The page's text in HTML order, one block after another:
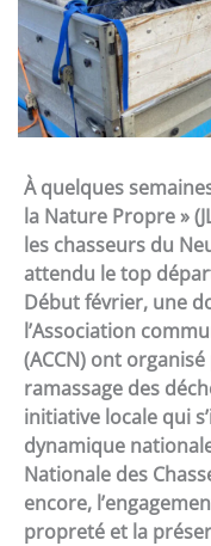
À quelques
la Nature Propre »
les chasseurs du
attendu le top
Début février, une
l’Association
(ACCN) ont
ramassage des
initiative locale qui
dynamique
Nationale des
encore,
propreté et la